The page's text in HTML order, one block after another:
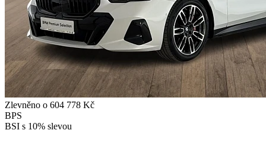
Zlevněno o 604 778 Kč
BPS
BSI s 10% slevou